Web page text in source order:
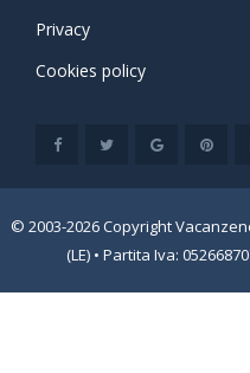
Privacy
Cookies policy
© 2003-2026 Copyright
(LE) • Partita Iva: